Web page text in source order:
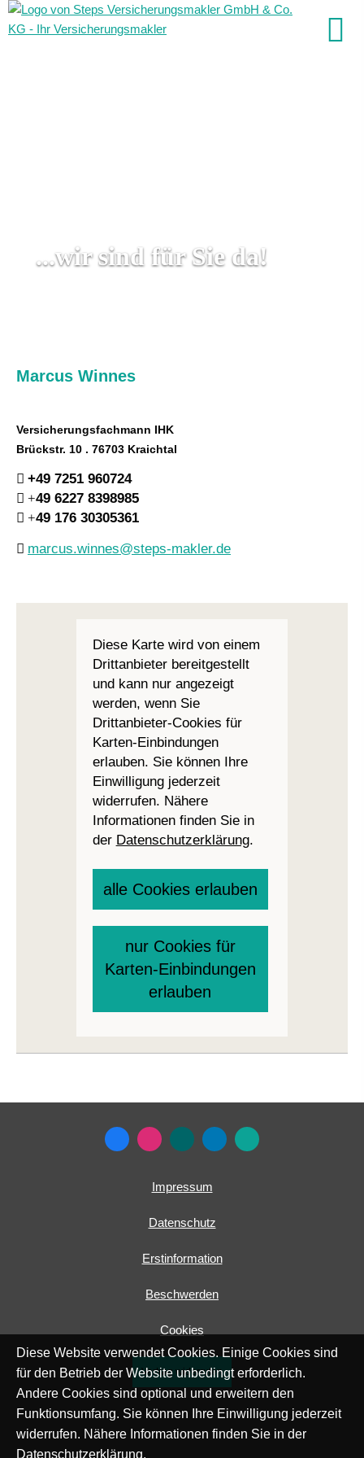
...wir sind für Sie da!
Marcus Winnes
Versicherungsfachmann IHK
Brückstr. 10 . 76703 Kraichtal
+49 7251 960724
+49 6227 8398985
+49 176 30305361
marcus.winnes@steps-makler.de
Diese Karte wird von einem
Drittanbieter bereitgestellt
und kann nur angezeigt
werden, wenn Sie
Drittanbieter-Cookies für
Karten-Einbindungen
erlauben. Sie können Ihre
Einwilligung jederzeit
widerrufen. Nähere
Informationen finden Sie in
der Datenschutzerklärung.
alle Cookies erlauben
nur Cookies für
Karten-Einbindungen
erlauben
Impressum
Datenschutz
Erstinformation
Beschwerden
Cookies
Vertrag widerrufen
Diese Website verwendet Cookies. Einige Cookies sind
für den Betrieb der Website unbedingt erforderlich.
Andere Cookies sind optional und erweitern den
Funktionsumfang. Sie können Ihre Einwilligung jederzeit
widerrufen. Nähere Informationen finden Sie in der
Datenschutzerklärung.